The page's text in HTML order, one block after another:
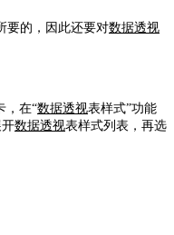
要的，因此还要对数据透视
，在“数据透视表样式”功能
数据透视表样式列表，再选